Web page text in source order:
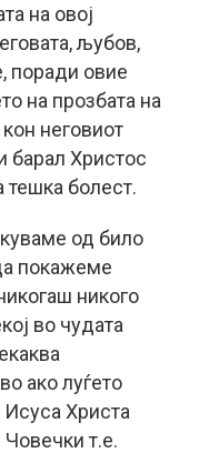
на овој
љубов,
поради овие
на прозбата на
неговиот
барал Христос
тешка болест.
од било
покажеме
никого
во чудата
ако луѓето
Христа
т.е.